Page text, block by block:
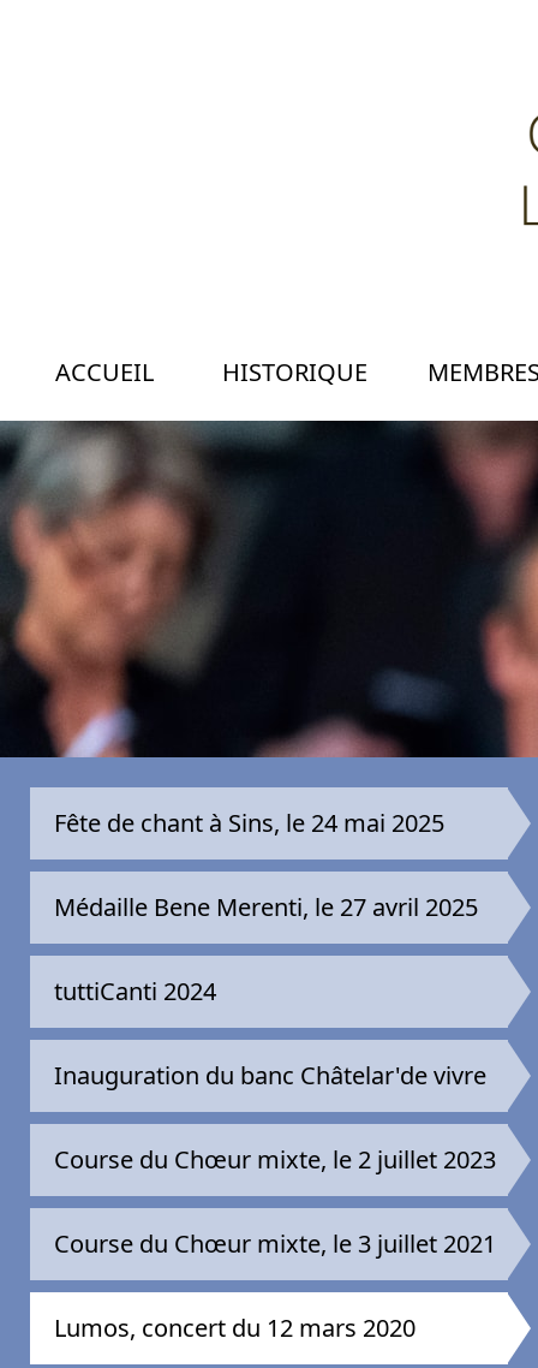
ACCUEIL HISTORIQUE
Fête de chant à Sins, le 24 mai 2025
Médaille Bene Merenti, le 27 avril 2025
tuttiCanti 2024
Inauguration du banc Châtelar'de vivre
Course du Chœur mixte, le 2 juillet 2023
Course du Chœur mixte, le 3 juillet 2021
Lumos, concert du 12 mars 2020